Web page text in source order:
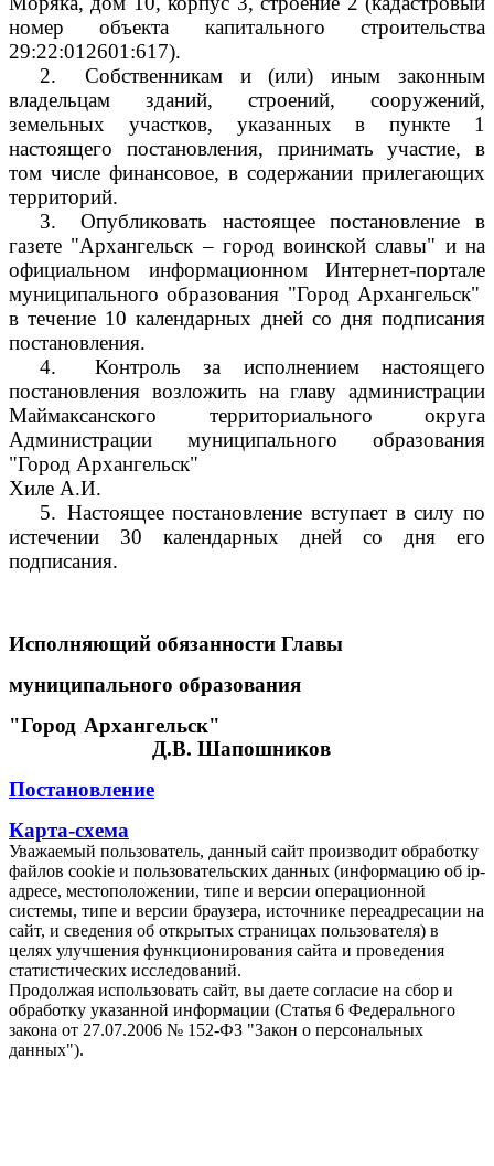
номер объекта капитального строительства
29:22:012601:617).
2.
Собственникам и (или) иным законным
владельцам зданий, строений, сооружений,
земельных участков, указанных в пункте 1
настоящего постановления, принимать участие, в
том числе финансовое, в содержании прилегающих
территорий.
3.
Опубликовать настоящее постановление в
газете "Архангельск – город воинской славы" и на
официальном информационном Интернет-портале
муниципального образования "Город Архангельск"
в течение 10 календарных дней со дня подписания
постановления.
4.
Контроль за исполнением настоящего
постановления возложить на главу администрации
Маймаксанского территориального округа
Администрации муниципального образования
"Город Архангельск"
Хиле А.И.
5. Настоящее постановление вступает в силу по
истечении 30 календарных дней со дня его
подписания.
Исполняющий обязанности Главы
муниципального образования
"Город Архангельск"
Д.В. Шапошников
Постановление
Карта-схема
Уважаемый пользователь, данный сайт производит обработку
файлов cookie и пользовательских данных (информацию об ip-
адресе, местоположении, типе и версии операционной
системы, типе и версии браузера, источнике переадресации на
сайт, и сведения об открытых страницах пользователя) в
целях улучшения функционирования сайта и проведения
статистических исследований.
Продолжая использовать сайт, вы даете согласие на сбор и
обработку указанной информации (Статья 6 Федерального
закона от 27.07.2006 № 152-ФЗ "Закон о персональных
данных").